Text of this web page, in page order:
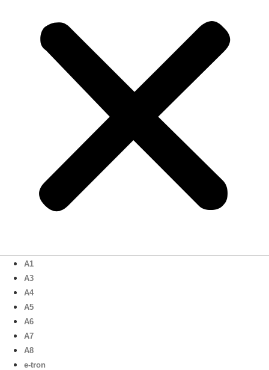
A1
A3
A4
A5
A6
A7
A8
e-tron